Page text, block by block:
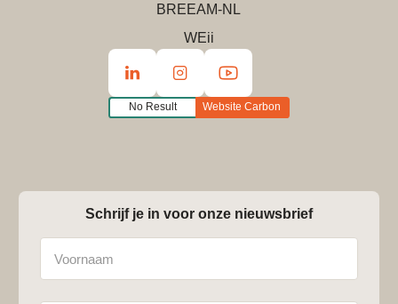
BREEAM-NL
WEii
No Result Website Carbon
Schrijf je in voor onze nieuwsbrief